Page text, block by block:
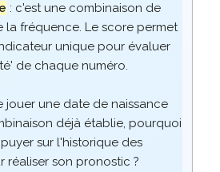
: c'est une combinaison de
la fréquence. Le score permet
unique pour évaluer
de chaque numéro.
jouer une date de naissance
déjà établie, pourquoi
sur l'historique des
réaliser son pronostic ?